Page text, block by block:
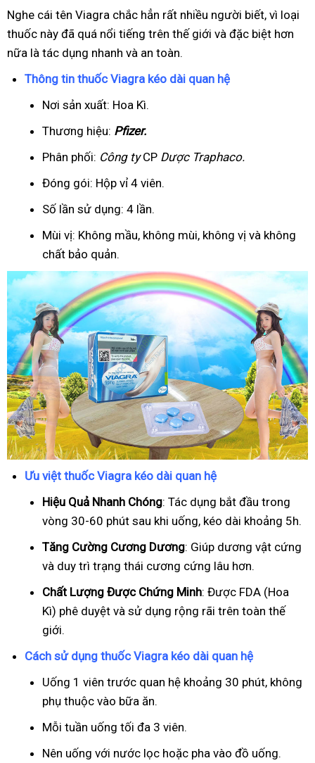
Nghe cái tên Viagra chắc hẳn rất nhiều người biết, vì loại
thuốc này đã quá nổi tiếng trên thế giới và đặc biệt hơn
nữa là tác dụng nhanh và an toàn.
Thông tin thuốc Viagra kéo dài quan hệ
Nơi sản xuất: Hoa Kì.
Thương hiệu: Pfizer.
Phân phối: Công tyCP Dược Traphaco.
Đóng gói: Hộp vỉ 4 viên.
Số lần sử dụng: 4 lần.
Mùi vị: Không mầu, không mùi, không vị và không
chất bảo quản.
Ưu việt thuốc Viagra kéo dài quan hệ
Hiệu Quả Nhanh Chóng: Tác dụng bắt đầu trong
vòng 30-60 phút sau khi uống, kéo dài khoảng 5h.
Tăng Cường Cương Dương: Giúp dương vật cứng
và duy trì trạng thái cương cứng lâu hơn.
Chất Lượng Được Chứng Minh: Được FDA (Hoa
Kì) phê duyệt và sử dụng rộng rãi trên toàn thế
giới.
Cách sử dụng thuốc Viagra kéo dài quan hệ
Uống 1 viên trước quan hệ khoảng 30 phút, không
phụ thuộc vào bữa ăn.
Mỗi tuần uống tối đa 3 viên.
Nên uống với nước lọc hoặc pha vào đồ uống.